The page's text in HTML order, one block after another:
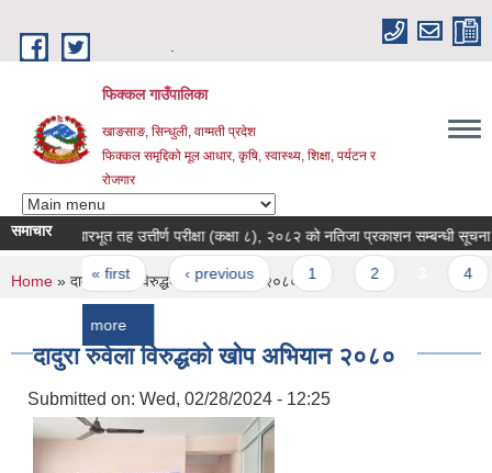
फिक्कल गाउँपालिका
खाङसाङ, सिन्धुली, वाग्मती प्रदेश
फिक्कल समृद्दिको मूल आधार, कृषि, स्वास्थ्य, शिक्षा, पर्यटन र
रोजगार
समाचार
आधारभूत तह उत्तीर्ण परीक्षा (कक्षा ८), २०८२ को नतिजा प्रकाशन सम्बन्धी सूचना ।
Pages
« first ‹ previous 1 2 5
You are here
Home » दादुरा रुवेला विरुद्धको खोप अभियान २०८०
दादुरा रुवेला विरुद्धको खोप अभियान २०८०
Submitted on: Wed, 02/28/2024 - 12:25